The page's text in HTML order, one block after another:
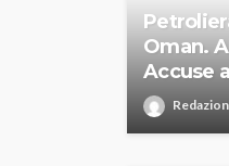
Oman.
Accuse